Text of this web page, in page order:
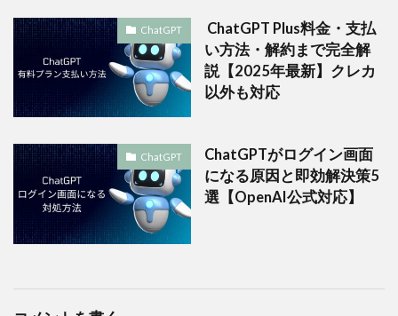
ChatGPT
ChatGPT Plus料金・支払
い方法・解約まで完全解
説【2025年最新】クレカ
以外も対応
ChatGPT
ChatGPTがログイン画面
になる原因と即効解決策5
選【OpenAI公式対応】